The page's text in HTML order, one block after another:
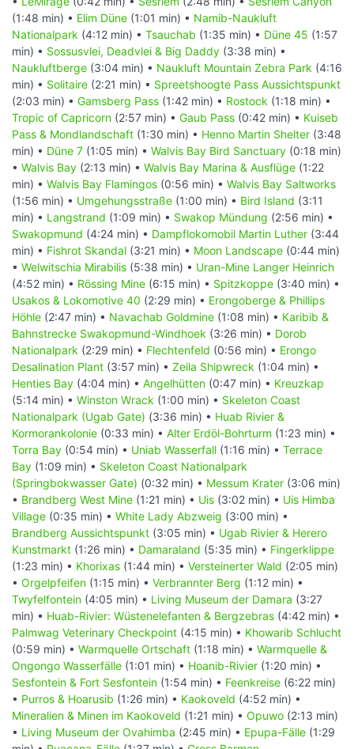
(1:48 min) • Elim Düne (1:01 min) • Namib-Naukluft
Nationalpark (4:12 min) • Tsauchab (1:35 min) • Düne 45 (1:57
min) • Sossusvlei, Deadvlei & Big Daddy (3:38 min) •
Naukluftberge (3:04 min) • Naukluft Mountain Zebra Park (4:16
min) • Solitaire (2:21 min) • Spreetshoogte Pass Aussichtspunkt
(2:03 min) • Gamsberg Pass (1:42 min) • Rostock (1:18 min) •
Tropic of Capricorn (2:57 min) • Gaub Pass (0:42 min) • Kuiseb
Pass & Mondlandschaft (1:30 min) • Henno Martin Shelter (3:48
min) • Düne 7 (1:05 min) • Walvis Bay Bird Sanctuary (0:18 min)
• Walvis Bay (2:13 min) • Walvis Bay Marina & Ausflüge (1:22
min) • Walvis Bay Flamingos (0:56 min) • Walvis Bay Saltworks
(1:56 min) • Umgehungsstraße (1:00 min) • Bird Island (3:11
min) • Langstrand (1:09 min) • Swakop Mündung (2:56 min) •
Swakopmund (4:24 min) • Dampflokomobil Martin Luther (3:44
min) • Fishrot Skandal (3:21 min) • Moon Landscape (0:44 min)
• Welwitschia Mirabilis (5:38 min) • Uran-Mine Langer Heinrich
(4:52 min) • Rössing Mine (6:15 min) • Spitzkoppe (3:40 min) •
Usakos & Lokomotive 40 (2:29 min) • Erongoberge & Phillips
Höhle (2:47 min) • Navachab Goldmine (1:08 min) • Karibib &
Bahnstrecke Swakopmund-Windhoek (3:26 min) • Dorob
Nationalpark (2:29 min) • Flechtenfeld (0:56 min) • Erongo
Desalination Plant (3:57 min) • Zeila Shipwreck (1:04 min) •
Henties Bay (4:04 min) • Angelhütten (0:47 min) • Kreuzkap
(5:14 min) • Winston Wrack (1:00 min) • Skeleton Coast
Nationalpark (Ugab Gate) (3:36 min) • Huab Rivier &
Kormorankolonie (0:33 min) • Alter Erdöl-Bohrturm (1:23 min) •
Torra Bay (0:54 min) • Uniab Wasserfall (1:16 min) • Terrace
Bay (1:09 min) • Skeleton Coast Nationalpark
(Springbokwasser Gate) (0:32 min) • Messum Krater (3:06 min)
• Brandberg West Mine (1:21 min) • Uis (3:02 min) • Uis Himba
Village (0:35 min) • White Lady Abzweig (3:00 min) •
Brandberg Aussichtspunkt (3:05 min) • Ugab Rivier & Herero
Kunstmarkt (1:26 min) • Damaraland (5:35 min) • Fingerklippe
(1:23 min) • Khorixas (1:44 min) • Versteinerter Wald (2:05 min)
• Orgelpfeifen (1:15 min) • Verbrannter Berg (1:12 min) •
Twyfelfontein (4:05 min) • Living Museum der Damara (3:27
min) • Huab-Rivier: Wüstenelefanten & Bergzebras (4:42 min) •
Palmwag Veterinary Checkpoint (4:15 min) • Khowarib Schlucht
(0:59 min) • Warmquelle Ortschaft (1:18 min) • Warmquelle &
Ongongo Wasserfälle (1:01 min) • Hoanib-Rivier (1:20 min) •
Sesfontein & Fort Sesfontein (1:54 min) • Feenkreise (6:22 min)
• Purros & Hoarusib (1:26 min) • Kaokoveld (4:52 min) •
Mineralien & Minen im Kaokoveld (1:21 min) • Opuwo (2:13 min)
• Living Museum der Ovahimba (2:45 min) • Epupa-Fälle (1:29